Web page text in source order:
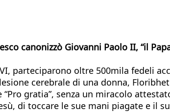
canonizzò Giovanni Paolo II, “il
parteciparono oltre 500mila fedeli
cerebrale di una donna,
gratia”, senza un miracolo
di toccare le sue mani piagate e il